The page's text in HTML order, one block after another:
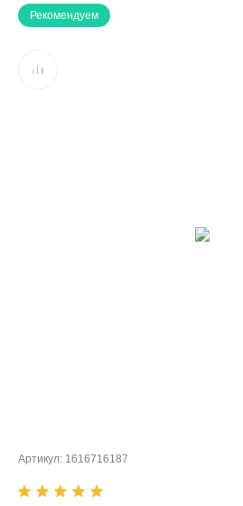
Рекомендуем
Артикул: 1616716187